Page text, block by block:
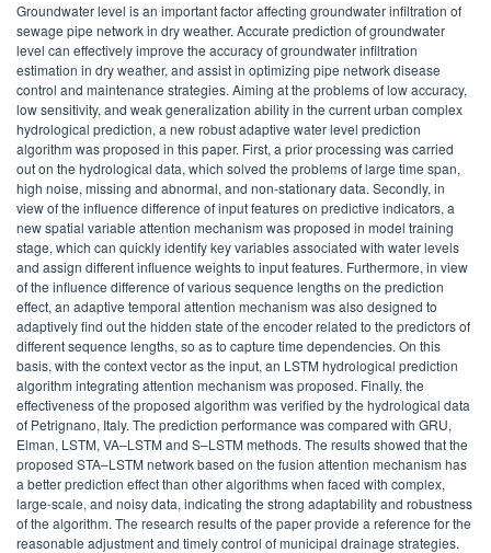
Groundwater level is an important factor affecting groundwater infiltration of
sewage pipe network in dry weather. Accurate prediction of groundwater
level can effectively improve the accuracy of groundwater infiltration
estimation in dry weather, and assist in optimizing pipe network disease
control and maintenance strategies. Aiming at the problems of low accuracy,
low sensitivity, and weak generalization ability in the current urban complex
hydrological prediction, a new robust adaptive water level prediction
algorithm was proposed in this paper. First, a prior processing was carried
out on the hydrological data, which solved the problems of large time span,
high noise, missing and abnormal, and non-stationary data. Secondly, in
view of the influence difference of input features on predictive indicators, a
new spatial variable attention mechanism was proposed in model training
stage, which can quickly identify key variables associated with water levels
and assign different influence weights to input features. Furthermore, in view
of the influence difference of various sequence lengths on the prediction
effect, an adaptive temporal attention mechanism was also designed to
adaptively find out the hidden state of the encoder related to the predictors of
different sequence lengths, so as to capture time dependencies. On this
basis, with the context vector as the input, an LSTM hydrological prediction
algorithm integrating attention mechanism was proposed. Finally, the
effectiveness of the proposed algorithm was verified by the hydrological data
of Petrignano, Italy. The prediction performance was compared with GRU,
Elman, LSTM, VA–LSTM and S–LSTM methods. The results showed that the
proposed STA–LSTM network based on the fusion attention mechanism has
a better prediction effect than other algorithms when faced with complex,
large-scale, and noisy data, indicating the strong adaptability and robustness
of the algorithm. The research results of the paper provide a reference for the
reasonable adjustment and timely control of municipal drainage strategies.